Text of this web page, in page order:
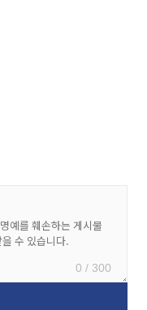
0 / 300